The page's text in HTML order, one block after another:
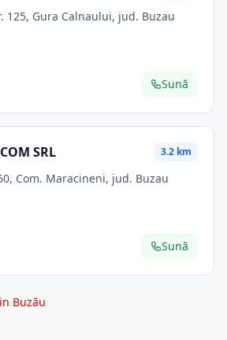
125, Gura Calnaului, jud. Buzau
Sună
SRL 3.2 km
Com. Maracineni, jud. Buzau
Sună
Buzău